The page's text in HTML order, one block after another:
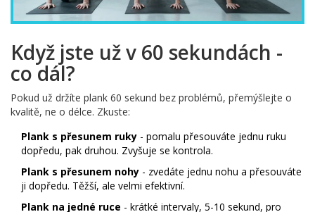
Když jste už v 60 sekundách -
co dál?
Pokud už držíte plank 60 sekund bez problémů, přemýšlejte o
kvalitě, ne o délce. Zkuste:
Plank s přesunem ruky - pomalu přesouváte jednu ruku
dopředu, pak druhou. Zvyšuje se kontrola.
Plank s přesunem nohy - zvedáte jednu nohu a přesouváte
ji dopředu. Těžší, ale velmi efektivní.
Plank na jedné ruce - krátké intervaly, 5-10 sekund, pro